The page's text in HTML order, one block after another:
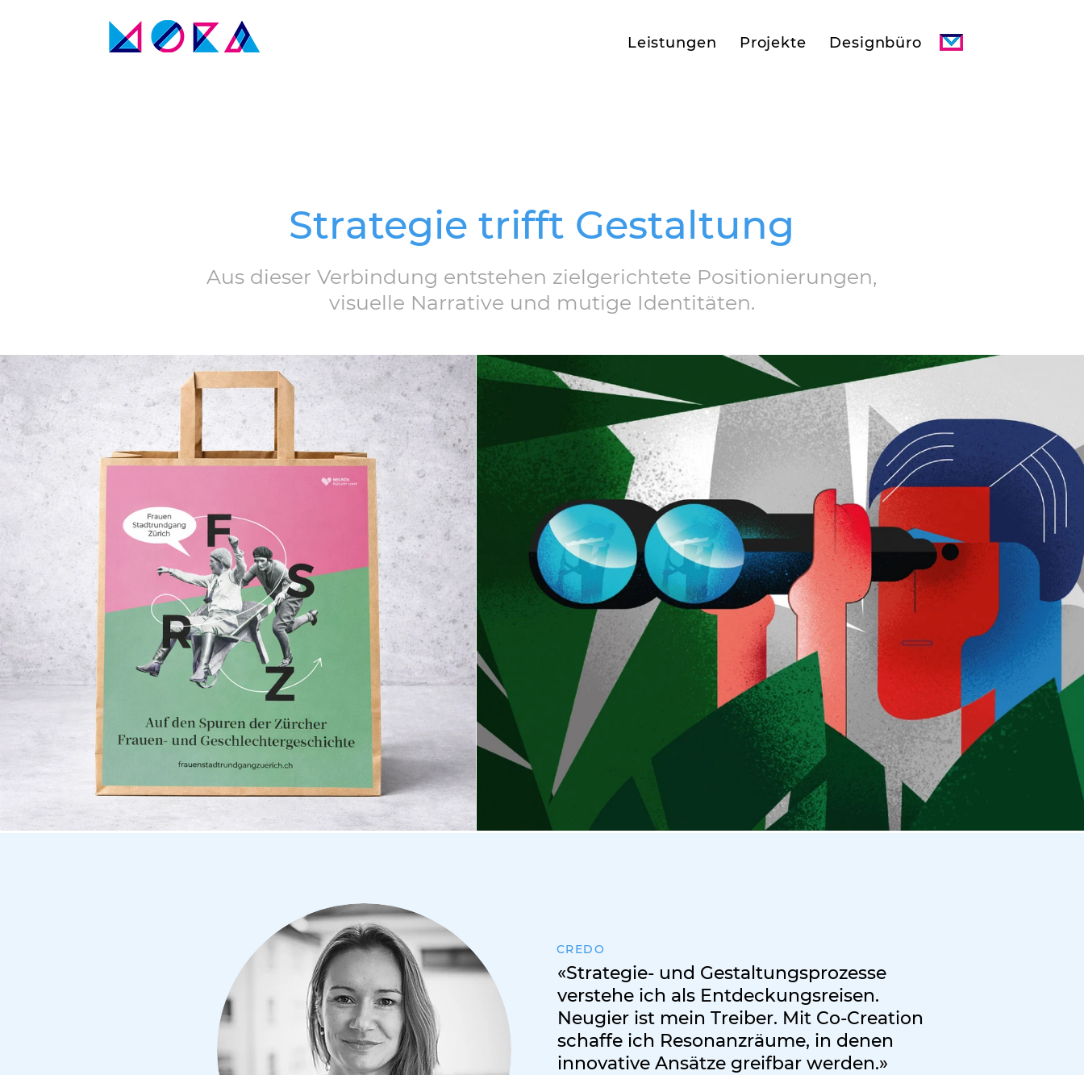
Designbüro
Projekte
Leistungen
Strategie trifft Gestaltung
Aus dieser Verbindung entstehen zielgerichtete Positionierungen,
visuelle Narrative und mutige Identitäten.
CREDO
«Strategie- und Gestaltungsprozesse
verstehe ich als Entdeckungsreisen.
Neugier ist mein Treiber. Mit Co-Creation
schaffe ich Resonanzräume, in denen
innovative Ansätze greifbar werden.»